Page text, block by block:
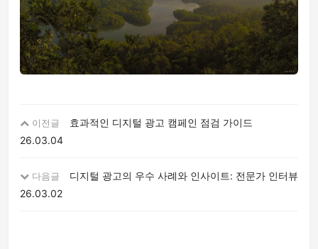
이전글
효과적인 디지털 광고 캠페인 점검 가이드
26.03.04
다음글
디지털 광고의 우수 사례와 인사이트: 전문가 인터뷰
26.03.02